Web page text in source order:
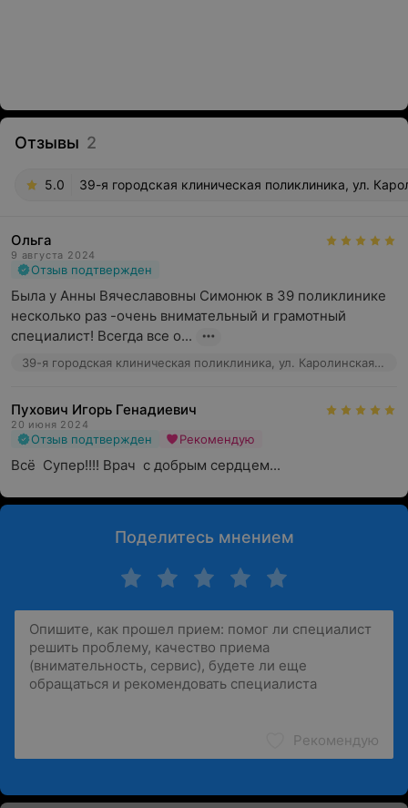
Отзывы 2
5.0 39-я городская клиническая поликлиника, ул.
Ольга
9 августа 2024
Отзыв подтвержден
Была у Анны Вячеславовны Симонюк в 39 поликлинике
несколько раз -очень внимательный и грамотный
специалист! Всегда все о...
39-я городская клиническая поликлиника, ул. Каролинская, 3
Пухович Игорь Генадиевич
20 июня 2024
Отзыв подтвержден Рекомендую
Всё  Супер!!!! Врач  с добрым сердцем...
Поделитесь мнением
Рекомендую